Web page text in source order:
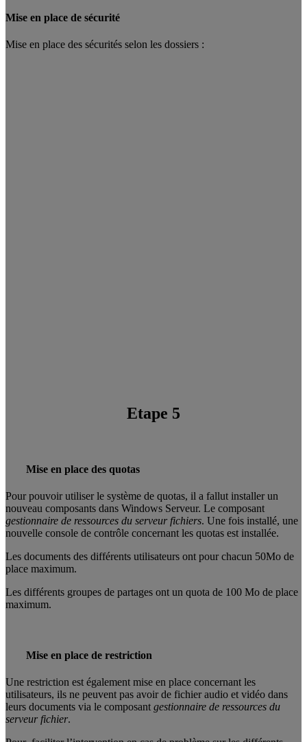
Mise en place de sécurité
Mise en place des sécurités selon les dossiers :
Etape 5
Mise en place des quotas
Pour pouvoir utiliser le système de quotas, il a fallut installer un
nouveau composants dans Windows Serveur. Le composant
gestionnaire de ressources du serveur fichiers. Une fois installé, une
nouvelle console de contrôle concernant les quotas est installée.
Les documents des différents utilisateurs ont pour chacun 50Mo de
place maximum.
Les différents groupes de partages ont un quota de 100 Mo de place
maximum.
Mise en place de restriction
Une restriction est également mise en place concernant les
utilisateurs, ils ne peuvent pas avoir de fichier audio et vidéo dans
leurs documents via le composant gestionnaire de ressources du
serveur fichier.